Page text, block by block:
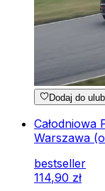
Dodaj do
Całodniowa
Warszawa
bestseller
114,90 zł